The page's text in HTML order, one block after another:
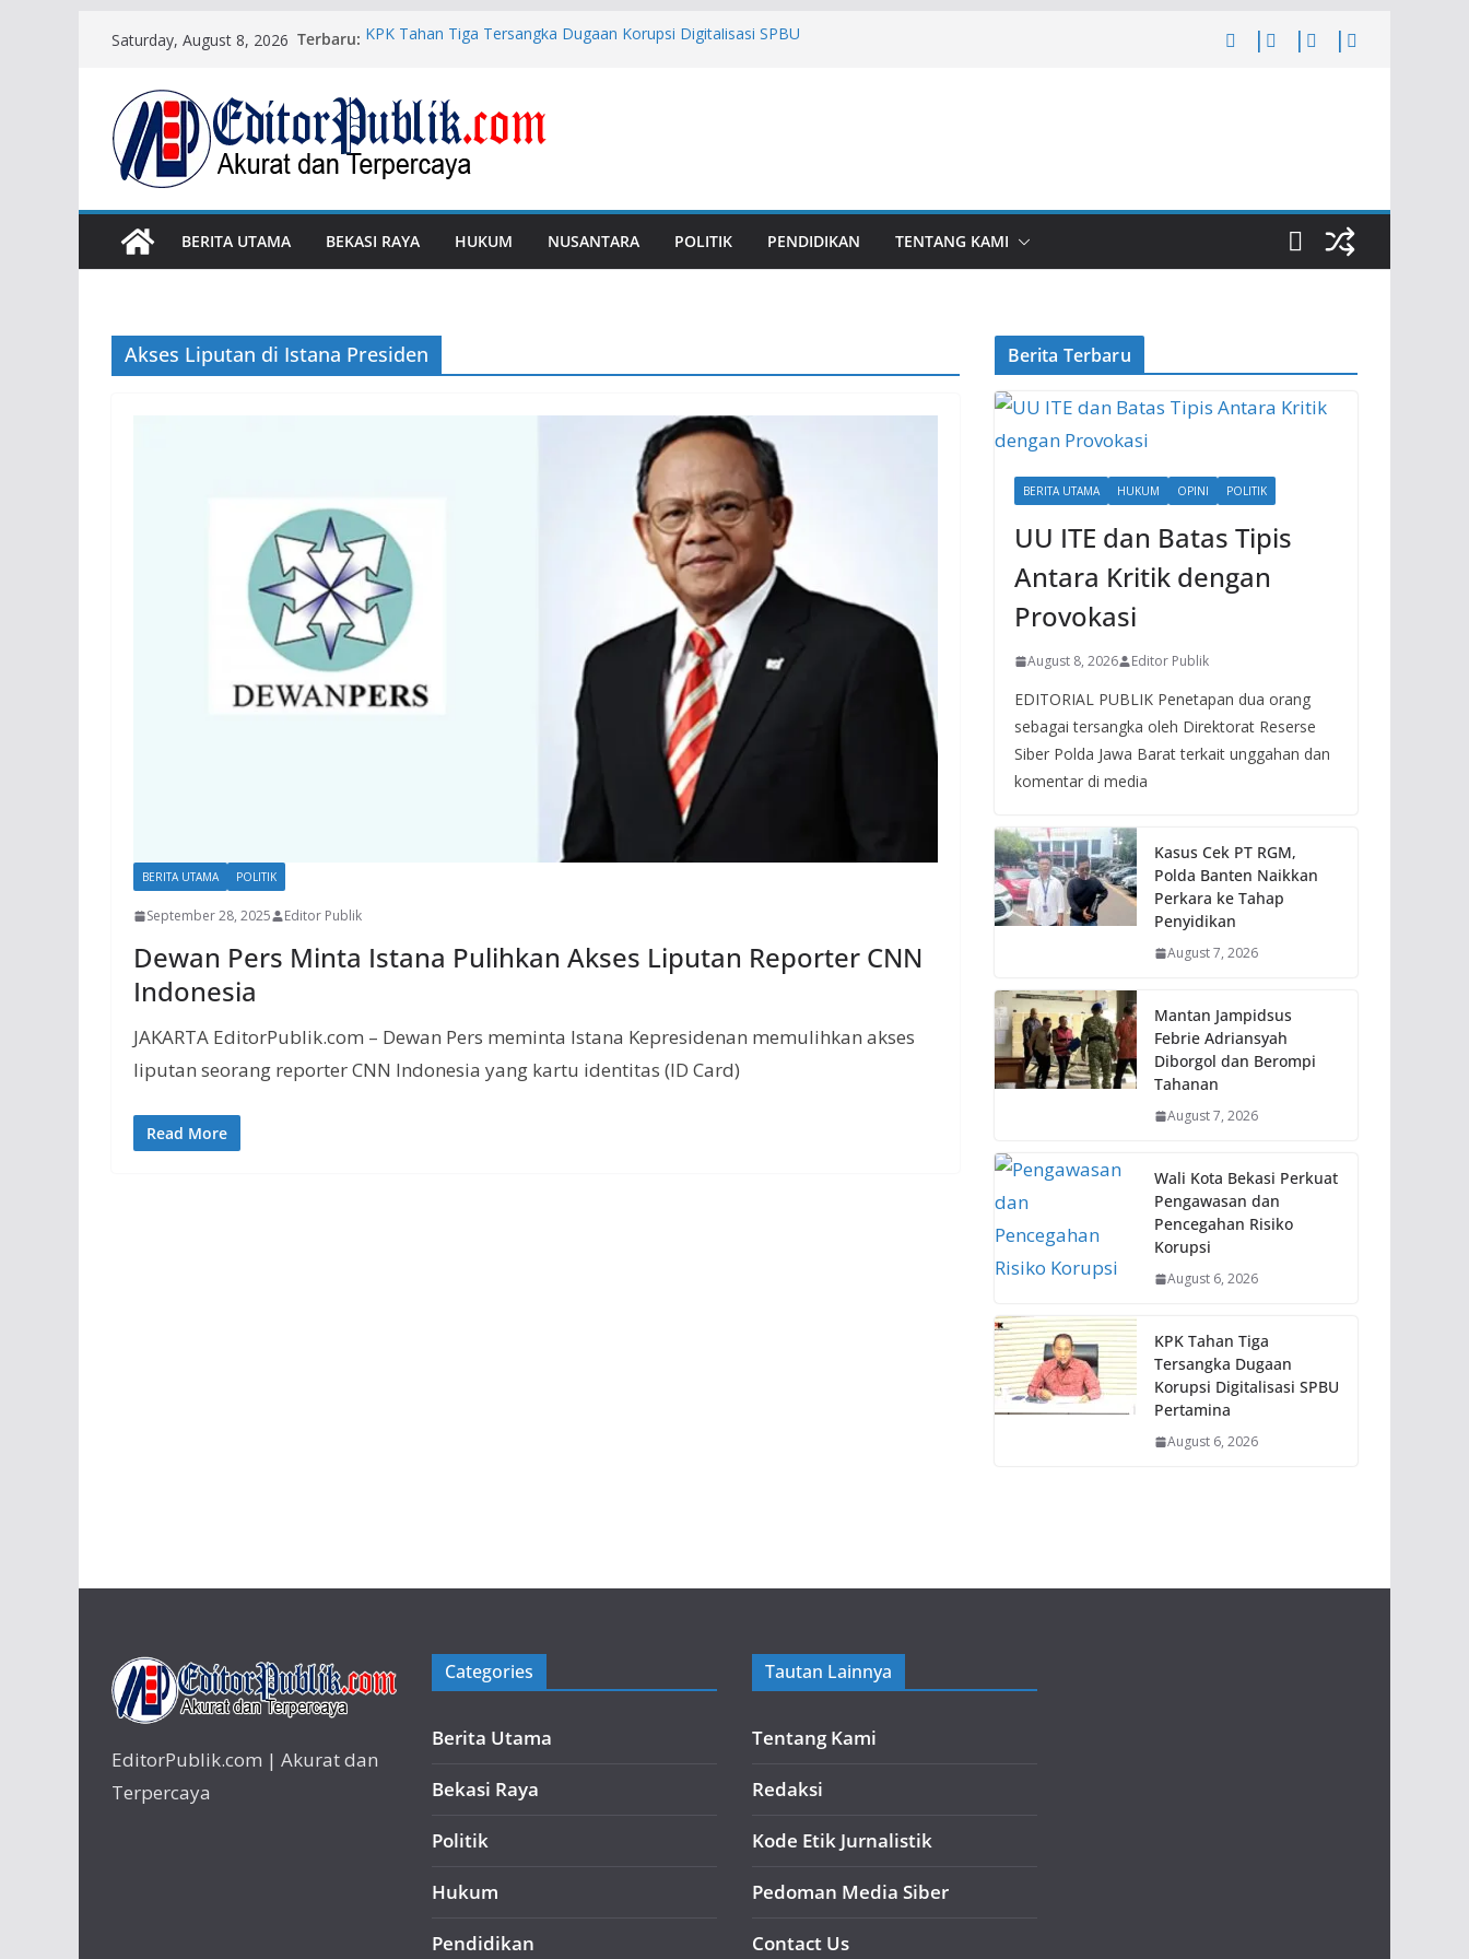
content
Saturday, August 8, 2026 Terbaru: KPK Tahan Tiga Tersangka Dugaan Korupsi Digitalisasi SPBU
Kasus Cek PT RGM, Polda Banten Naikkan Perkara ke Tahap
Penyidikan
Mantan Jampidsus Febrie Adriansyah Diborgol dan Berompi
Tahanan
Risiko Korupsi
BERITA UTAMA
BEKASI RAYA HUKUM NUSANTARA POLITIK PENDIDIKAN TENTANG KAMI
Akses Liputan di Istana Presiden
BERITA UTAMA POLITIK
September 28, 2025 Editor Publik
Dewan Pers Minta Istana Pulihkan Akses Liputan Reporter CNN
Indonesia
JAKARTA EditorPublik.com – Dewan Pers meminta Istana Kepresidenan memulihkan akses
liputan seorang reporter CNN Indonesia yang kartu identitas (ID Card)
Read More
Berita Terbaru
BERITA UTAMA HUKUM OPINI POLITIK
UU ITE dan Batas Tipis
Antara Kritik dengan
Provokasi
August 8, 2026 Editor Publik
EDITORIAL PUBLIK Penetapan dua orang
sebagai tersangka oleh Direktorat Reserse
Siber Polda Jawa Barat terkait unggahan dan
komentar di media
Kasus Cek PT RGM,
Polda Banten Naikkan
Perkara ke Tahap
Penyidikan
August 7, 2026
Mantan Jampidsus
Febrie Adriansyah
Diborgol dan Berompi
Tahanan
August 7, 2026
Wali Kota Bekasi Perkuat
Pengawasan dan
Pencegahan Risiko
Korupsi
August 6, 2026
KPK Tahan Tiga
Tersangka Dugaan
Korupsi Digitalisasi SPBU
Pertamina
August 6, 2026
EditorPublik.com | Akurat dan
Terpercaya
Categories
Berita Utama
Bekasi Raya
Politik
Hukum
Pendidikan
Tautan Lainnya
Tentang Kami
Redaksi
Kode Etik Jurnalistik
Pedoman Media Siber
Contact Us